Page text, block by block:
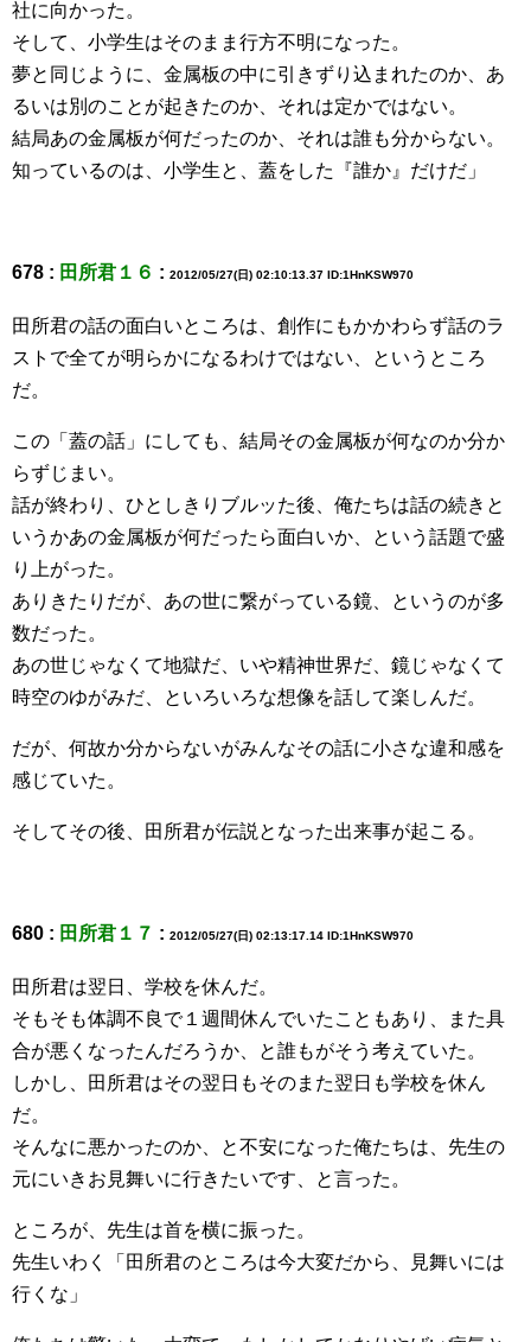
社に向かった。
そして、小学生はそのまま行方不明になった。
夢と同じように、金属板の中に引きずり込まれたのか、あ
るいは別のことが起きたのか、それは定かではない。
結局あの金属板が何だったのか、それは誰も分からない。
知っているのは、小学生と、蓋をした『誰か』だけだ」
678 : 田所君１６ : 2012/05/27(日) 02:10:13.37 ID:1HnKSW970
田所君の話の面白いところは、創作にもかかわらず話のラ
ストで全てが明らかになるわけではない、というところ
だ。
この「蓋の話」にしても、結局その金属板が何なのか分か
らずじまい。
話が終わり、ひとしきりブルッた後、俺たちは話の続きと
いうかあの金属板が何だったら面白いか、という話題で盛
り上がった。
ありきたりだが、あの世に繋がっている鏡、というのが多
数だった。
あの世じゃなくて地獄だ、いや精神世界だ、鏡じゃなくて
時空のゆがみだ、といろいろな想像を話して楽しんだ。
だが、何故か分からないがみんなその話に小さな違和感を
感じていた。
そしてその後、田所君が伝説となった出来事が起こる。
680 : 田所君１７ : 2012/05/27(日) 02:13:17.14 ID:1HnKSW970
田所君は翌日、学校を休んだ。
そもそも体調不良で１週間休んでいたこともあり、また具
合が悪くなったんだろうか、と誰もがそう考えていた。
しかし、田所君はその翌日もそのまた翌日も学校を休ん
だ。
そんなに悪かったのか、と不安になった俺たちは、先生の
元にいきお見舞いに行きたいです、と言った。
ところが、先生は首を横に振った。
先生いわく「田所君のところは今大変だから、見舞いには
行くな」